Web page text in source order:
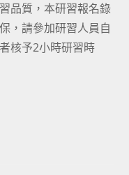
品質，本研習報名錄
，請參加研習人員自
核予2小時研習時